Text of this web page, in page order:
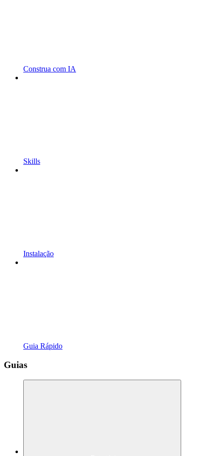
Construa com IA
Skills
Instalação
Guia Rápido
Guias